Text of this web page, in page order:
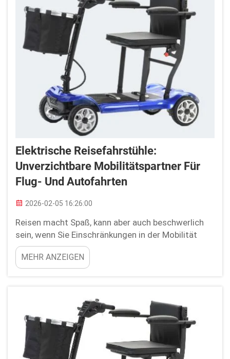
Elektrische Reisefahrstühle:
Unverzichtbare Mobilitätspartner Für
Flug- Und Autofahrten
2026-02-05 16:26:00
Reisen macht Spaß, kann aber auch beschwerlich
sein, wenn Sie Einschränkungen in der Mobilität
haben. Ein elektrischer Rollstuhl – insbesondere ein
speziell für Reisezwecke konzipierter – bietet Ihnen
deutlich mehr Freiheit. Einleitung: Wenn Sie einen
problemlos mit auf Ihre ...
MEHR ANZEIGEN